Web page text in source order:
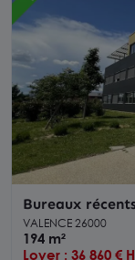
Bureaux
places de
VALENCE 26000
194 m²
Loyer : 36 860 €